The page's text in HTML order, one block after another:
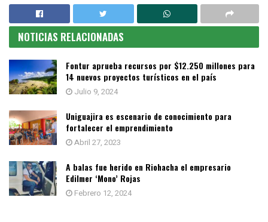
NOTICIAS RELACIONADAS
Fontur aprueba recursos por $12.250 millones para
14 nuevos proyectos turísticos en el país
Julio 9, 2024
Uniguajira es escenario de conocimiento para
fortalecer el emprendimiento
Abril 27, 2023
A balas fue herido en Riohacha el empresario
Edilmer ‘Mono’ Rojas
Febrero 12, 2024